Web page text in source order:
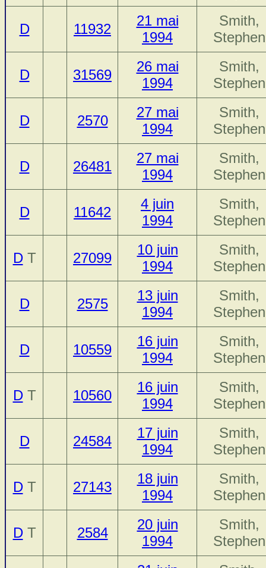
D 11932
21 mai
1994
Smith,
Stephen
D 31569
26 mai
1994
Smith,
Stephen
D 2570
27 mai
1994
Smith,
Stephen
D 26481
27 mai
1994
Smith,
Stephen
D 11642
4 juin
1994
Smith,
Stephen
DT 27099
10 juin
1994
Smith,
Stephen
D 2575
13 juin
1994
Smith,
Stephen
D 10559
16 juin
1994
Smith,
Stephen
DT 10560
16 juin
1994
Smith,
Stephen
D 24584
17 juin
1994
Smith,
Stephen
DT 27143
18 juin
1994
Smith,
Stephen
DT 2584
20 juin
1994
Smith,
Stephen